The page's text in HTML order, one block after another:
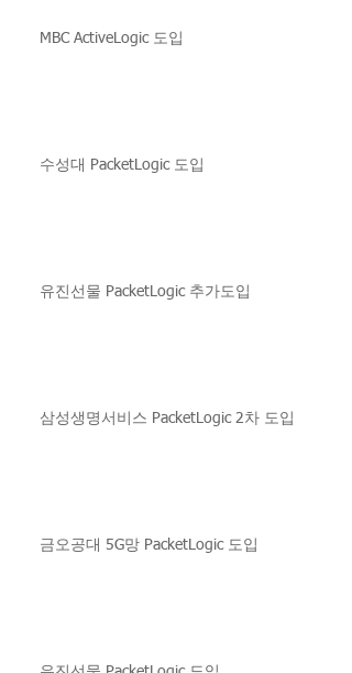
MBC ActiveLogic 도입
수성대 PacketLogic 도입
유진선물 PacketLogic 추가도입
삼성생명서비스 PacketLogic 2차 도입
금오공대 5G망 PacketLogic 도입